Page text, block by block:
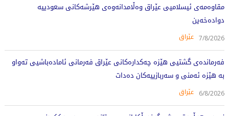
مقاوەمەی ئیسلامیی عێراق وەڵامدانەوەی هێرشەکانی سعودییە
دوادەخەین
7/8/2026 عێراق
فەرماندەی گشتیی هێزە چەکدارەکانی عێراق فەرمانی ئامادەباشیی تەواو
بە هێزە ئەمنی و سەربازییەکان دەدات
6/8/2026 عێراق